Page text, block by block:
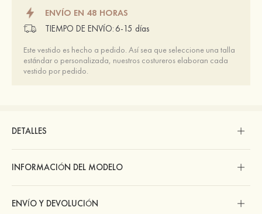
ENVÍO EN 48 HORAS
TIEMPO DE ENVÍO: 6-15 días
Este vestido es hecho a pedido. Así sea que seleccione una talla
estándar o personalizada, nuestros costureros elaboran cada
vestido por pedido.
DETALLES
INFORMACIÓN DEL MODELO
ENVÍO Y DEVOLUCIÓN